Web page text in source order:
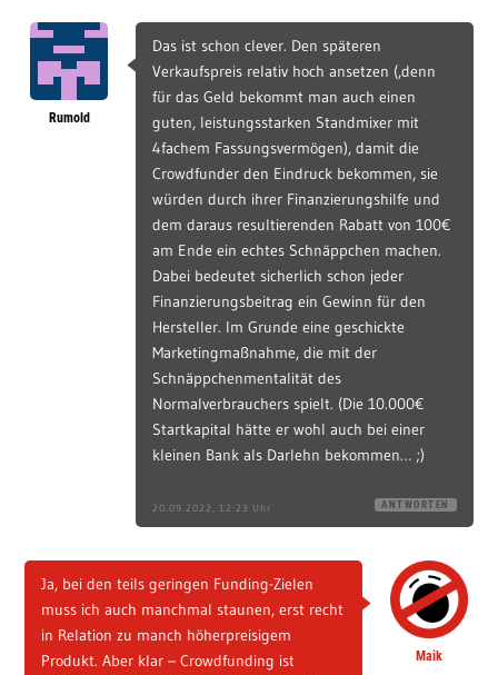
Rumold
Das ist schon clever. Den späteren
Verkaufspreis relativ hoch ansetzen (,denn
für das Geld bekommt man auch einen
guten, leistungsstarken Standmixer mit
4fachem Fassungsvermögen), damit die
Crowdfunder den Eindruck bekommen, sie
würden durch ihrer Finanzierungshilfe und
dem daraus resultierenden Rabatt von 100€
am Ende ein echtes Schnäppchen machen.
Dabei bedeutet sicherlich schon jeder
Finanzierungsbeitrag ein Gewinn für den
Hersteller. Im Grunde eine geschickte
Marketingmaßnahme, die mit der
Schnäppchenmentalität des
Normalverbrauchers spielt. (Die 10.000€
Startkapital hätte er wohl auch bei einer
kleinen Bank als Darlehn bekommen… ;)
20.09.2022, 12:23 Uhr ANTWORTEN
Maik
Ja, bei den teils geringen Funding-Zielen
muss ich auch manchmal staunen, erst recht
in Relation zu manch höherpreisigem
Produkt. Aber klar – Crowdfunding ist